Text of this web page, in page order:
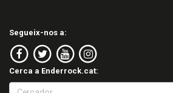
Segueix-nos a:
Cerca a Enderrock.cat: